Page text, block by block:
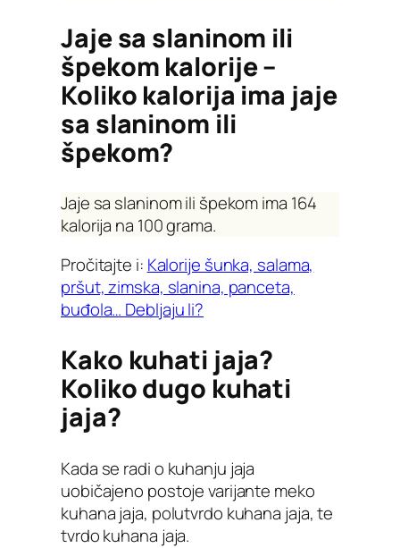
Jaje sa slaninom ili
špekom kalorije –
Koliko kalorija ima jaje
sa slaninom ili
špekom?
Jaje sa slaninom ili špekom ima 164
kalorija na 100 grama.
Pročitajte i: Kalorije šunka, salama,
pršut, zimska, slanina, panceta,
buđola… Debljaju li?
Kako kuhati jaja?
Koliko dugo kuhati
jaja?
Kada se radi o kuhanju jaja
uobičajeno postoje varijante meko
kuhana jaja, polutvrdo kuhana jaja, te
tvrdo kuhana jaja.